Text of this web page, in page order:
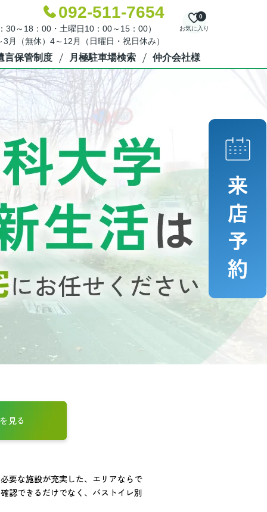
092-511-7654
30～18：00・土曜日10：00～15：00）
月（無休）4～12月（日曜日・祝日休み）
お気に入り
0
言保管制度 月極駐車場検索 仲介会社様
見る
要な施設が充実した、エリアならで
認できるだけでなく、バストイレ別